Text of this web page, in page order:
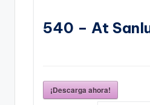
540 – At
¡Descarga ahora!